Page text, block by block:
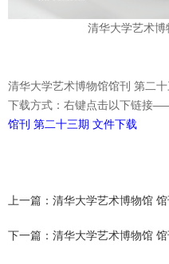
清华大学艺术博
清华大学艺术博物馆馆刊 第二
下载方式：右键点击以下链接
馆刊 第二十三期 文件下载
上一篇：清华大学艺术博物馆
下一篇：清华大学艺术博物馆